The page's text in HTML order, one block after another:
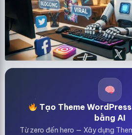
Tạo Theme
bằng AI
Từ zero đến hero — Xây dựng